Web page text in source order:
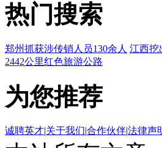
热门搜索
郑州抓获涉传销人员130余人 江西挖
2442公里红色旅游公路
为您推荐
诚聘英才|关于我们|合作伙伴|法律声